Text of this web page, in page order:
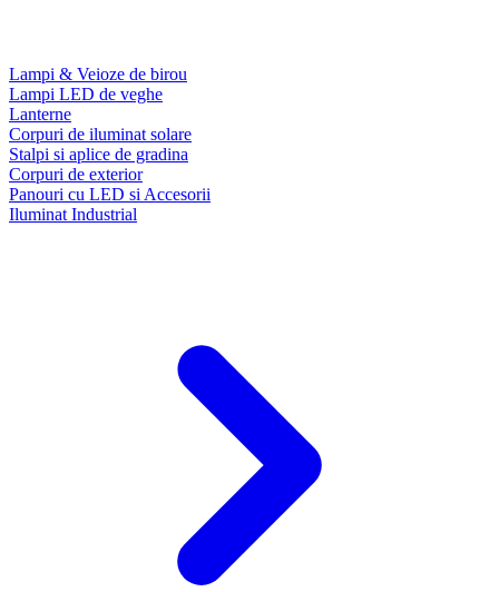
Lampi & Veioze de birou
Lampi LED de veghe
Lanterne
Corpuri de iluminat solare
Stalpi si aplice de gradina
Corpuri de exterior
Panouri cu LED si Accesorii
Iluminat Industrial